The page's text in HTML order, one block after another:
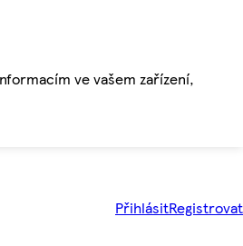
ve vašem zařízení,
PřihlásitRegistrovat